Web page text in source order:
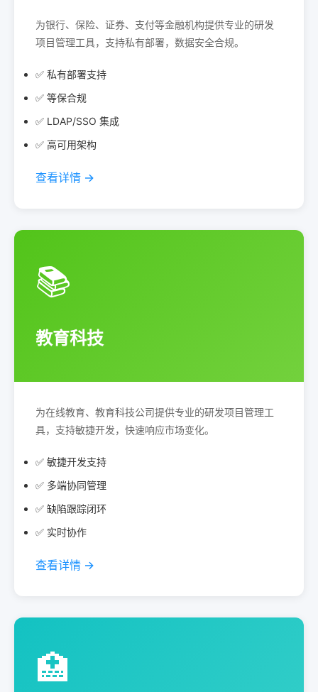
为银行、保险、证券、支付等金融机构提供专业的研发
项目管理工具，支持私有部署，数据安全合规。
✅ 私有部署支持
✅ 等保合规
✅ LDAP/SSO 集成
✅ 高可用架构
查看详情 →
📚
教育科技
为在线教育、教育科技公司提供专业的研发项目管理工
具，支持敏捷开发，快速响应市场变化。
✅ 敏捷开发支持
✅ 多端协同管理
✅ 缺陷跟踪闭环
✅ 实时协作
查看详情 →
🏥